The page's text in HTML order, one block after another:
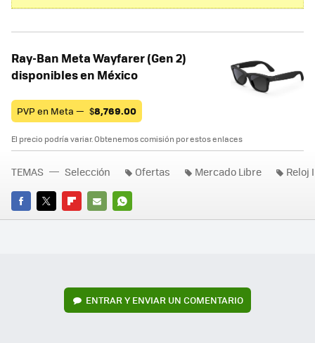
Ray-Ban Meta Wayfarer (Gen 2)
disponibles en México
PVP en Meta — $8,769.00
El precio podría variar. Obtenemos comisión por estos enlaces
FACEBOOK
TWITTERFLIPBOARD
E-
WHATSAPP
TEMAS Selección Ofertas Mercado Libre Reloj
ENTRAR Y ENVIAR UN COMENTARIO